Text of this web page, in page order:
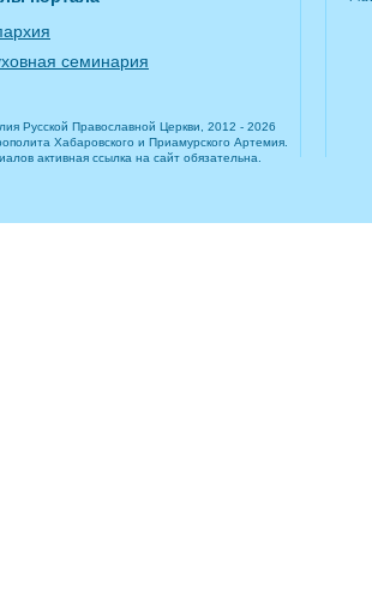
семинария
Русской Православной Церкви, 2012 - 2026
Хабаровского и Приамурского Артемия.
активная ссылка на сайт обязательна.